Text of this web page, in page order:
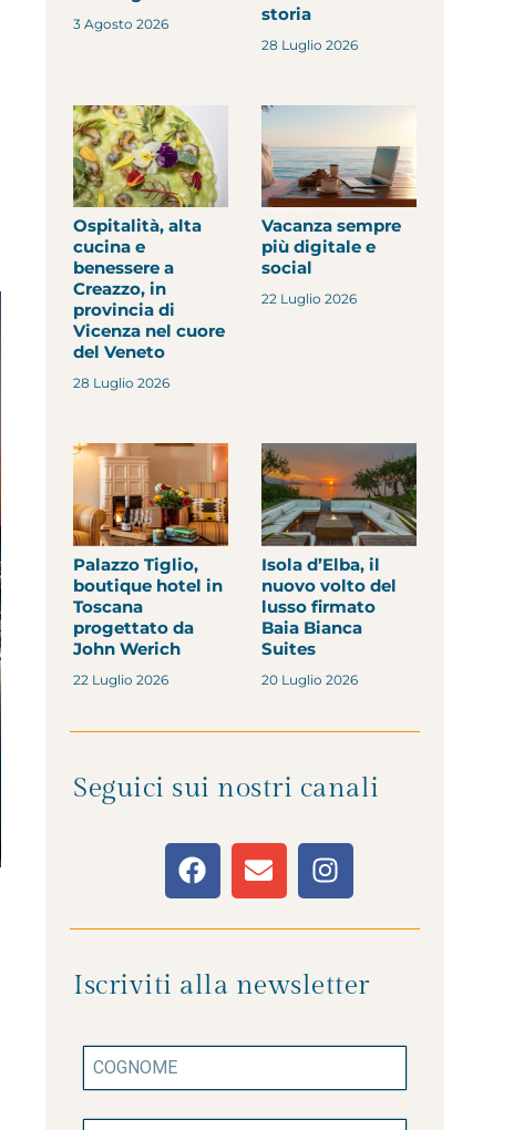
3 Agosto 2026
storia
28 Luglio 2026
Ospitalità, alta
cucina e
benessere a
Creazzo, in
provincia di
Vicenza nel cuore
del Veneto
28 Luglio 2026
Vacanza sempre
più digitale e
social
22 Luglio 2026
Palazzo Tiglio,
boutique hotel in
Toscana
progettato da
John Werich
22 Luglio 2026
Isola d’Elba, il
nuovo volto del
lusso firmato
Baia Bianca
Suites
20 Luglio 2026
Seguici sui nostri canali
Iscriviti alla newsletter